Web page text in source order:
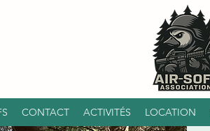
CONTACT ACTIVITÉS LOCATION